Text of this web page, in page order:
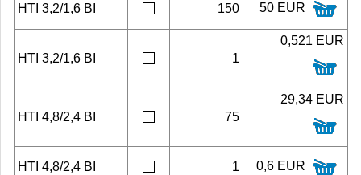
HTI 3,2/1,6 BI 150 50 EUR
HTI 3,2/1,6 BI 1
0,521 EUR
HTI 4,8/2,4 BI 75
29,34 EUR
HTI 4,8/2,4 BI 1 0,6 EUR